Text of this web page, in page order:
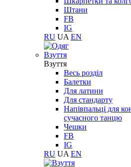
Штани
FB
IG
RU UA EN
Взуття
Взуття
Весь розділ
Балетки
Для латини
Для стандарту
Напівпальці для
сучасного танцю
Чешки
FB
IG
RU UA EN